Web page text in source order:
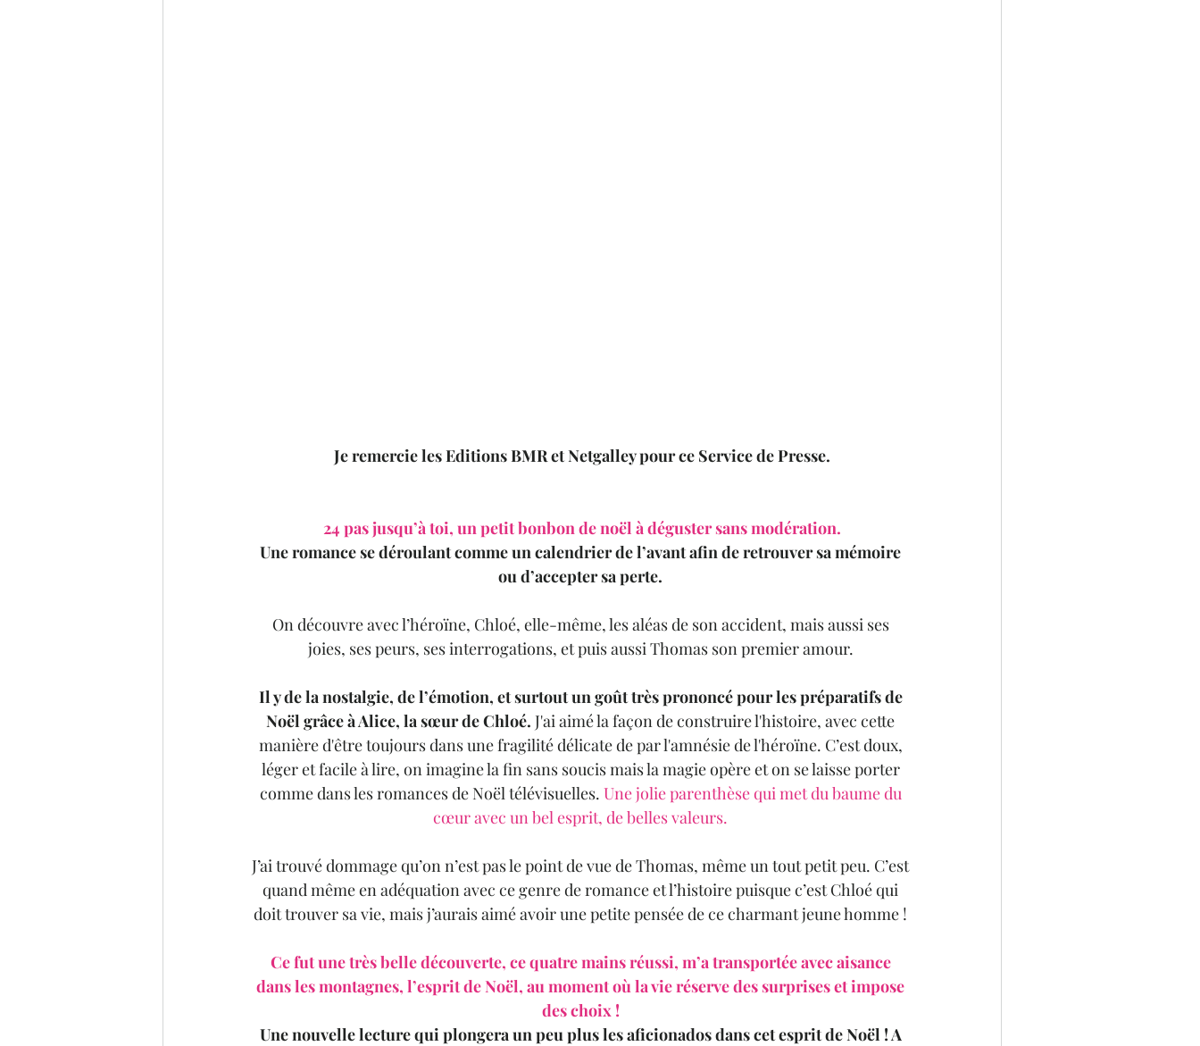
Je remercie les Editions BMR et Netgalley pour ce Service de Presse.
24 pas jusqu’à toi, un petit bonbon de noël à déguster sans modération.
Une romance se déroulant comme un calendrier de l’avant afin de retrouver sa mémoire
ou d’accepter sa perte.
On découvre avec l’héroïne, Chloé, elle-même, les aléas de son accident, mais aussi ses
joies, ses peurs, ses interrogations, et puis aussi Thomas son premier amour.
Il y de la nostalgie, de l’émotion, et surtout un goût très prononcé pour les préparatifs de
Noël grâce à Alice, la sœur de Chloé. J'ai aimé la façon de construire l'histoire, avec cette
manière d'être toujours dans une fragilité délicate de par l'amnésie de l'héroïne. C’est doux,
léger et facile à lire, on imagine la fin sans soucis mais la magie opère et on se laisse porter
comme dans les romances de Noël télévisuelles. Une jolie parenthèse qui met du baume du
cœur avec un bel esprit, de belles valeurs.
J’ai trouvé dommage qu’on n’est pas le point de vue de Thomas, même un tout petit peu. C’est
quand même en adéquation avec ce genre de romance et l’histoire puisque c’est Chloé qui
doit trouver sa vie, mais j’aurais aimé avoir une petite pensée de ce charmant jeune homme !
Ce fut une très belle découverte, ce quatre mains réussi, m’a transportée avec aisance
dans les montagnes, l’esprit de Noël, au moment où la vie réserve des surprises et impose
des choix !
Une nouvelle lecture qui plongera un peu plus les aficionados dans cet esprit de Noël ! A